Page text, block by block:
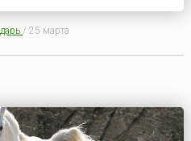
/ 25 марта